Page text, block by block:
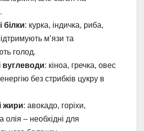
білки: курка, індичка, риба,
м’язи та
голод.
вуглеводи: кіноа, гречка, овес
без стрибків цукру в
жири: авокадо, горіхи,
олія – необхідні для